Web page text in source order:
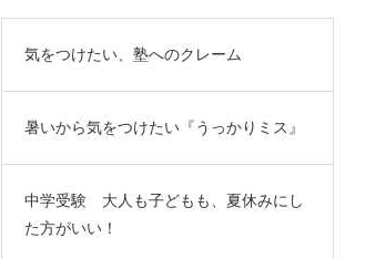
気をつけたい、塾へのクレーム
暑いから気をつけたい『うっかりミス』
中学受験 大人も子どもも、夏休みにし
た方がいい！